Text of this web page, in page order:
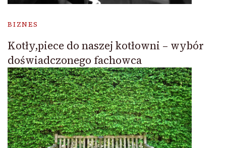
BIZNES
Kotły,piece do naszej kotłowni – wybór
doświadczonego fachowca